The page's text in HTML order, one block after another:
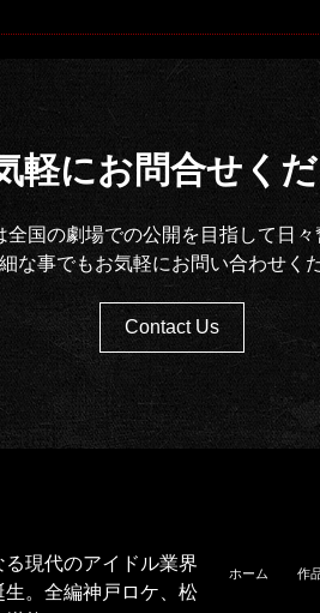
軽にお問合せく
全国の劇場での公開を目指して日々
な事でもお気軽にお問い合わせく
Contact Us
現代のアイドル業界
。全編神戸ロケ、松
ホーム 作